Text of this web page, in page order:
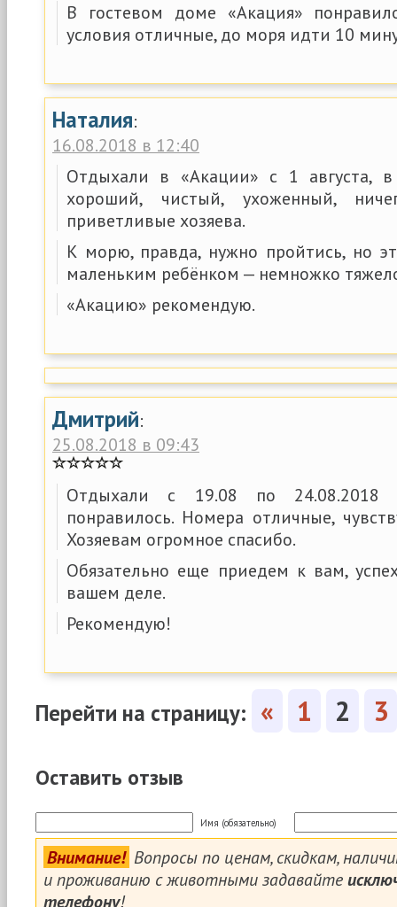
В гостевом доме «Акация»
условия отличные, до моря идти 10
Наталия:
16.08.2018 в 12:40
Отдыхали в «Акации» с 1 августа,
хороший, чистый, ухоженный,
приветливые хозяева.
К морю, правда, нужно пройтись, но
маленьким ребёнком — немножко
«Акацию» рекомендую.
Дмитрий:
25.08.2018 в 09:43
Отдыхали с 19.08 по 24.08.2018
понравилось. Номера отличные,
Хозяевам огромное спасибо.
Обязательно еще приедем к вам,
вашем деле.
Рекомендую!
Перейти на страницу: « 1 2 3
Оставить отзыв
Имя (обязательно)
Внимание! Вопросы по ценам, скидкам,
и проживанию с животными задавайте
телефону!